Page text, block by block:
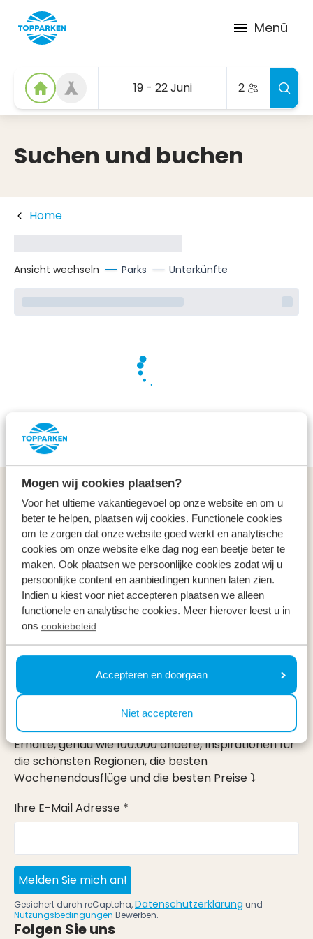
Mogen wij cookies plaatsen?
Voor het ultieme vakantiegevoel op onze website en om u
beter te helpen, plaatsen wij cookies. Functionele cookies
om te zorgen dat onze website goed werkt en analytische
cookies om onze website elke dag nog een beetje beter te
maken. Ook plaatsen we persoonlijke cookies zodat wij u
persoonlijke content en aanbiedingen kunnen laten zien.
Indien u kiest voor niet accepteren plaatsen we alleen
functionele en analytische cookies. Meer hierover leest u in
ons cookiebeleid
Accepteren en doorgaan
Niet accepteren
Menü
19 - 22 Juni 2
Suchen und buchen
Home
Ansicht wechseln Parks Unterkünfte
Allgemeines
Service & Kontakt
Arten
Specials
Urlaub
Im Urlaub
Erhalte, genau wie 100.000 andere, Inspirationen für
die schönsten Regionen, die besten
Wochenendausflüge und die besten Preise ⤵
Ihre E-Mail Adresse *
Melden Sie mich an!
Gesichert durch reCaptcha,Datenschutzerklärung und
Nutzungsbedingungen Bewerben.
Folgen Sie uns